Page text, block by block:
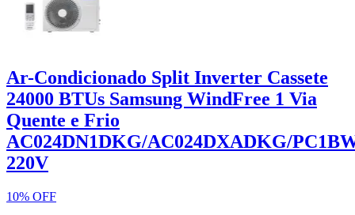
Ar-Condicionado Split Inverter Cassete
24000 BTUs Samsung WindFree 1 Via
Quente e Frio
AC024DN1DKG/AC024DXADKG/
220V
10% OFF